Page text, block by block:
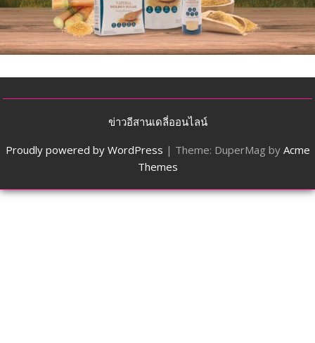
ข่าวอีสานเดลี่ออนไลน์
Proudly powered by WordPress | Theme: DuperMag by Acme
Themes